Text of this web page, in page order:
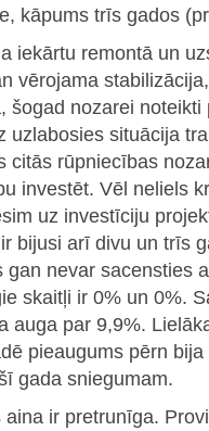
kāpums trīs gados
iekārtu remontā un
vērojama
šogad nozarei
uzlabosies situācija
citās rūpniecības
investēt. Vēl neliels
uz investīciju
bijusi arī divu un trīs
nevar sacensties
skaitļi ir 0% un 0%.
auga par 9,9%.
pieaugums pērn
gada sniegumam.
ir pretrunīga.